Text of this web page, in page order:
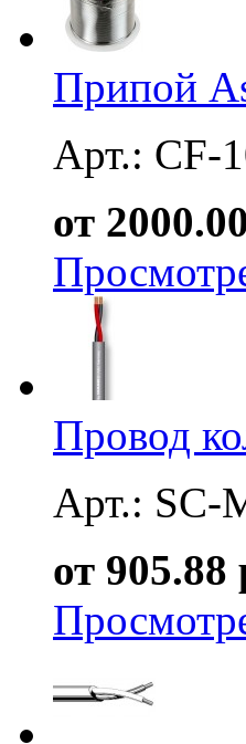
Припой
Арт.: CF-
от
Провод
Арт.: SC-
от 905.88